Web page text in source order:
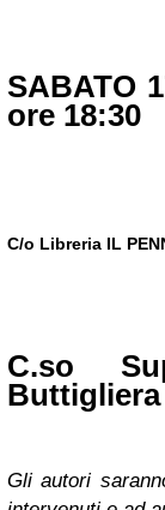
SABATO
ore 18:30
C/o Libreria IL
C.so
Buttigliera
Gli autori